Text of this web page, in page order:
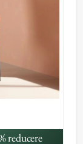
reducere